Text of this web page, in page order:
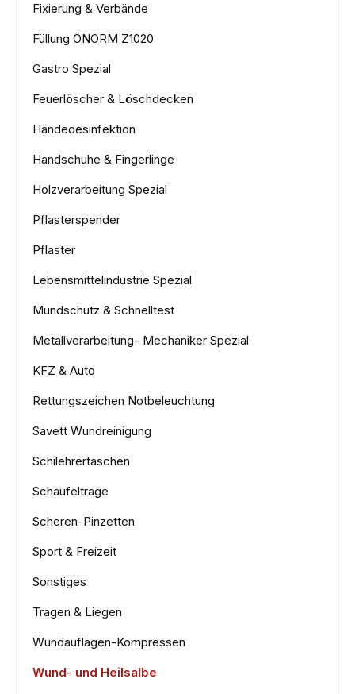
Fixierung & Verbände
Füllung ÖNORM Z1020
Gastro Spezial
Feuerlöscher & Löschdecken
Händedesinfektion
Handschuhe & Fingerlinge
Holzverarbeitung Spezial
Pflasterspender
Pflaster
Lebensmittelindustrie Spezial
Mundschutz & Schnelltest
Metallverarbeitung- Mechaniker Spezial
KFZ & Auto
Rettungszeichen Notbeleuchtung
Savett Wundreinigung
Schilehrertaschen
Schaufeltrage
Scheren-Pinzetten
Sport & Freizeit
Sonstiges
Tragen & Liegen
Wundauflagen-Kompressen
Wund- und Heilsalbe